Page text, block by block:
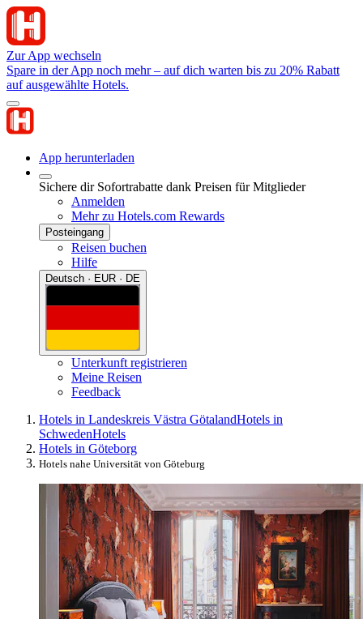
Zur App wechseln
Spare in der App noch mehr – auf dich warten bis zu 20% Rabatt
auf ausgewählte Hotels.
App herunterladen
Sichere dir Sofortrabatte dank Preisen für Mitglieder
Anmelden
Mehr zu Hotels.com Rewards
Posteingang
Reisen buchen
Hilfe
Deutsch · EUR · DE
Unterkunft registrieren
Meine Reisen
Feedback
Hotels in Landeskreis Västra GötalandHotels in
SchwedenHotels
Hotels in Göteborg
Hotels nahe Universität von Göteburg